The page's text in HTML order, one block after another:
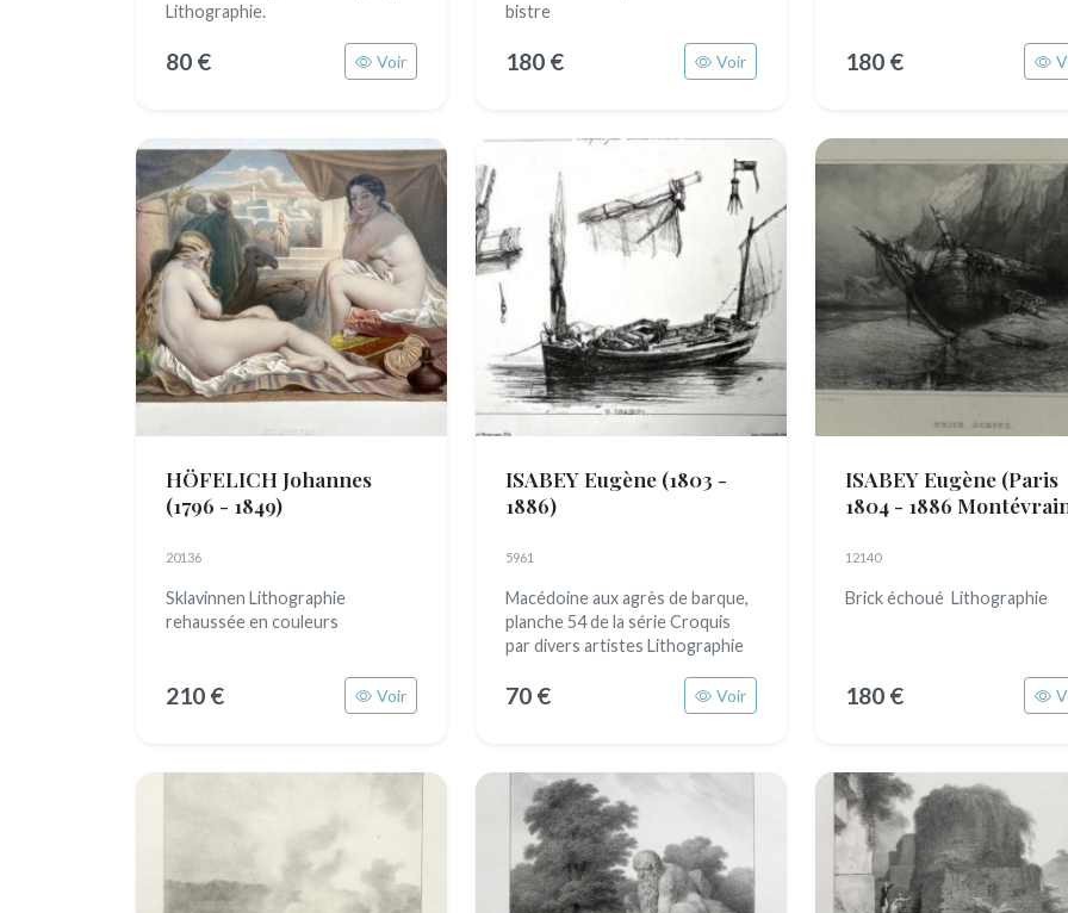
Lithographie.
80 € Voir
bistre
180 € Voir 180 €
HÖFELICH Johannes
(1796 - 1849)
20136
Sklavinnen Lithographie
rehaussée en couleurs
210 € Voir
ISABEY Eugène (1803 -
1886)
5961
Macédoine aux agrès de barque,
planche 54 de la série Croquis
par divers artistes Lithographie
70 € Voir
ISABEY Eugène (Paris
1804 - 1886
12140
Brick échoué Lithographie
180 €